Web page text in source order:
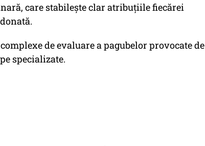
care stabilește clar atribuțiile fiecărei
de evaluare a pagubelor provocate de
specializate.